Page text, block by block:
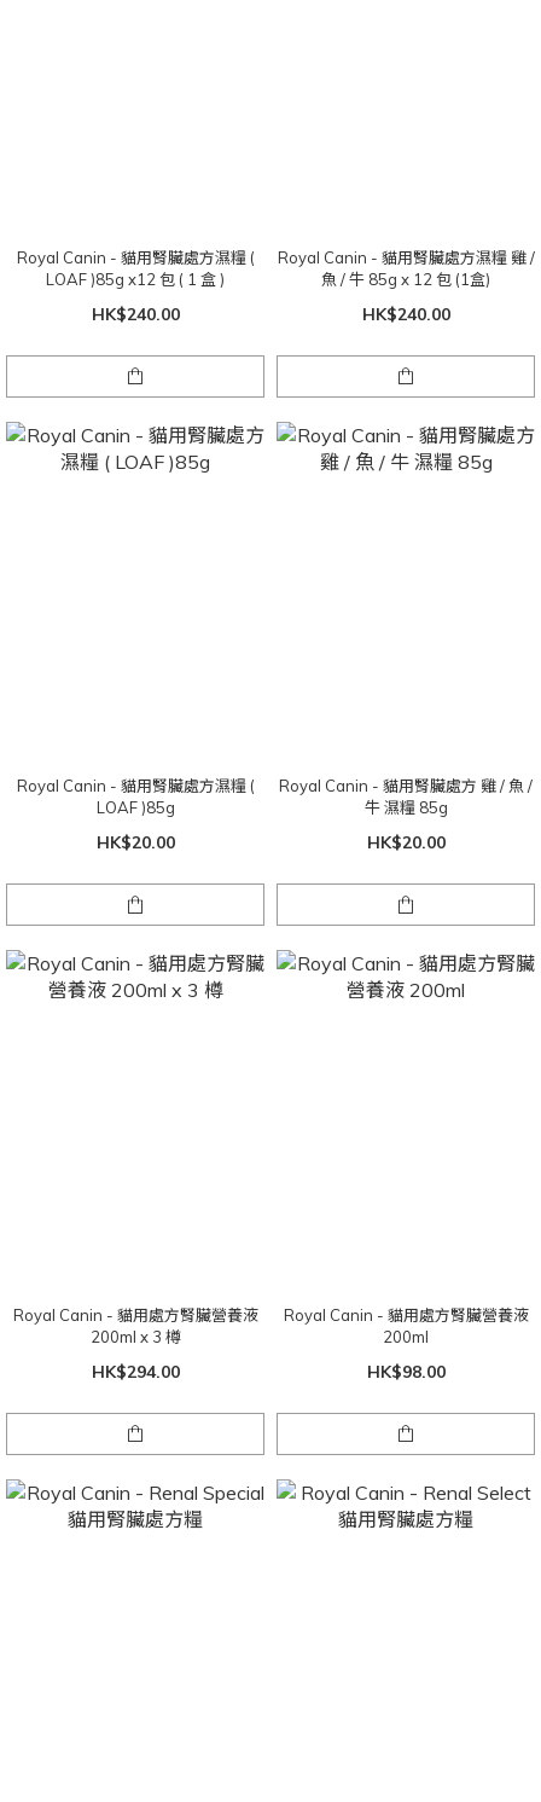
Royal Canin - 貓用腎臟處方濕糧 (
LOAF )85g x12 包 ( 1 盒 )
HK$240.00
Royal Canin - 貓用腎臟處方濕糧 雞 /
魚 / 牛 85g x 12 包 (1盒)
HK$240.00
Royal Canin - 貓用腎臟處方濕糧 (
LOAF )85g
HK$20.00
Royal Canin - 貓用腎臟處方 雞 / 魚 /
牛 濕糧 85g
HK$20.00
Royal Canin - 貓用處方腎臟營養液
200ml x 3 樽
HK$294.00
Royal Canin - 貓用處方腎臟營養液
200ml
HK$98.00